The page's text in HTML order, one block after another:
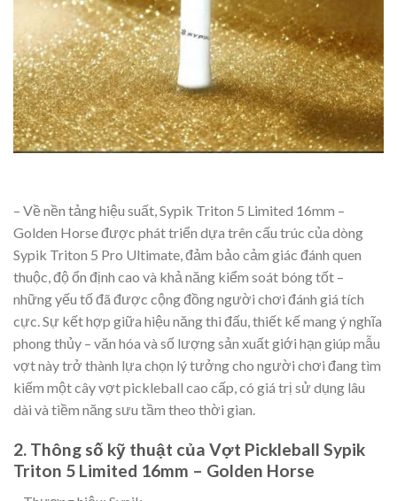
– Về nền tảng hiệu suất, Sypik Triton 5 Limited 16mm –
Golden Horse được phát triển dựa trên cấu trúc của dòng
Sypik Triton 5 Pro Ultimate, đảm bảo cảm giác đánh quen
thuộc, độ ổn định cao và khả năng kiểm soát bóng tốt –
những yếu tố đã được cộng đồng người chơi đánh giá tích
cực. Sự kết hợp giữa hiệu năng thi đấu, thiết kế mang ý nghĩa
phong thủy – văn hóa và số lượng sản xuất giới hạn giúp mẫu
vợt này trở thành lựa chọn lý tưởng cho người chơi đang tìm
kiếm một cây vợt pickleball cao cấp, có giá trị sử dụng lâu
dài và tiềm năng sưu tầm theo thời gian.
2. Thông số kỹ thuật của Vợt Pickleball Sypik
Triton 5 Limited 16mm – Golden Horse